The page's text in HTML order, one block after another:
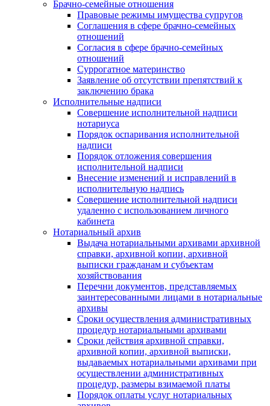
Брачно-семейные отношения
Правовые режимы имущества супругов
Соглашения в сфере брачно-семейных
отношений
Согласия в сфере брачно-семейных
отношений
Суррогатное материнство
Заявление об отсутствии препятствий к
заключению брака
Исполнительные надписи
Совершение исполнительной надписи
нотариуса
Порядок оспаривания исполнительной
надписи
Порядок отложения совершения
исполнительной надписи
Внесение изменений и исправлений в
исполнительную надпись
Совершение исполнительной надписи
удаленно с использованием личного
кабинета
Нотариальный архив
Выдача нотариальными архивами архивной
справки, архивной копии, архивной
выписки гражданам и субъектам
хозяйствования
Перечни документов, представляемых
заинтересованными лицами в нотариальные
архивы
Сроки осуществления административных
процедур нотариальными архивами
Сроки действия архивной справки,
архивной копии, архивной выписки,
выдаваемых нотариальными архивами при
осуществлении административных
процедур, размеры взимаемой платы
Порядок оплаты услуг нотариальных